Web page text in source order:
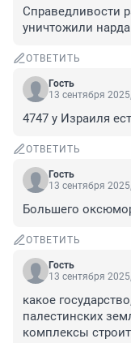
Справедливости
уничтожили
ОТВЕТИТЬ
Гость
13 сентября
4747 у Израиля
ОТВЕТИТЬ
Гость
13 сентября
Большего
ОТВЕТИТЬ
Гость
13 сентября
какое
палестинских
комплексы